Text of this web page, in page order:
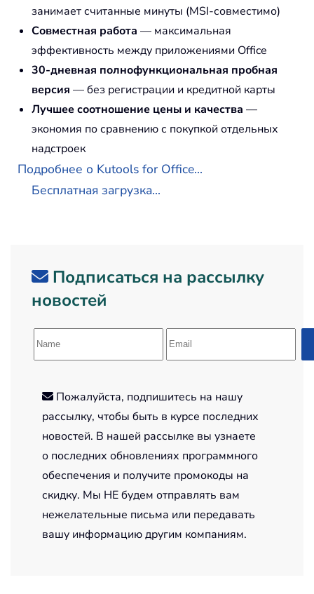
занимает считанные минуты (MSI-совместимо)
Совместная работа — максимальная
эффективность между приложениями Office
30-дневная полнофункциональная пробная
версия — без регистрации и кредитной карты
Лучшее соотношение цены и качества —
экономия по сравнению с покупкой отдельных
надстроек
Подробнее о Kutools for Office...
Бесплатная загрузка...
Подписаться на рассылку
новостей
Пожалуйста, подпишитесь на нашу
рассылку, чтобы быть в курсе последних
новостей. В нашей рассылке вы узнаете
о последних обновлениях программного
обеспечения и получите промокоды на
скидку. Мы НЕ будем отправлять вам
нежелательные письма или передавать
вашу информацию другим компаниям.